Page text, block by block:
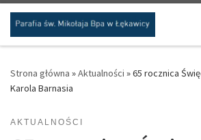
Przejdź do treści
Strona główna »Aktualności »65 rocznica
Karola Barnasia
AKTUALNOŚCI